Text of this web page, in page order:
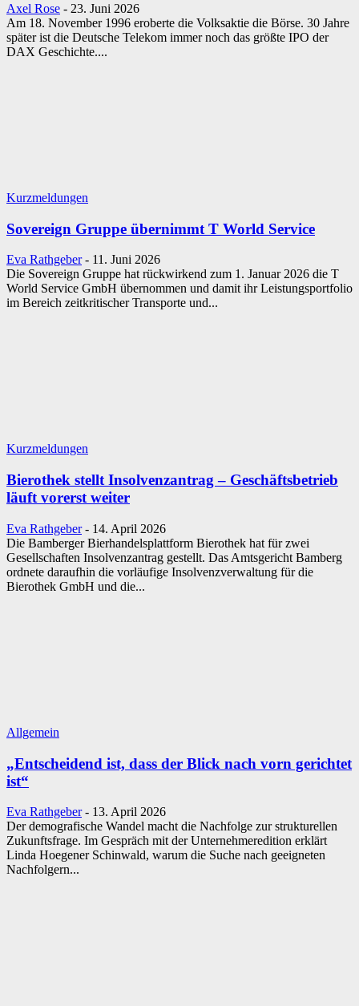
Axel Rose - 23. Juni 2026
Am 18. November 1996 eroberte die Volksaktie die Börse. 30 Jahre
später ist die Deutsche Telekom immer noch das größte IPO der
DAX Geschichte....
Kurzmeldungen
Sovereign Gruppe übernimmt T World Service
Eva Rathgeber - 11. Juni 2026
Die Sovereign Gruppe hat rückwirkend zum 1. Januar 2026 die T
World Service GmbH übernommen und damit ihr Leistungsportfolio
im Bereich zeitkritischer Transporte und...
Kurzmeldungen
Bierothek stellt Insolvenzantrag – Geschäftsbetrieb
läuft vorerst weiter
Eva Rathgeber - 14. April 2026
Die Bamberger Bierhandelsplattform Bierothek hat für zwei
Gesellschaften Insolvenzantrag gestellt. Das Amtsgericht Bamberg
ordnete daraufhin die vorläufige Insolvenzverwaltung für die
Bierothek GmbH und die...
Allgemein
„Entscheidend ist, dass der Blick nach vorn gerichtet
ist“
Eva Rathgeber - 13. April 2026
Der demografische Wandel macht die Nachfolge zur strukturellen
Zukunftsfrage. Im Gespräch mit der Unternehmeredition erklärt
Linda Hoegener Schinwald, warum die Suche nach geeigneten
Nachfolgern...